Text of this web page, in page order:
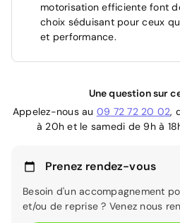
motorisation efficiente font
choix séduisant pour ceux
et performance.
Une question sur
Appelez-nous au 09 72 72 20 02,
à 20h et le samedi de 9h à
Prenez rendez-vous
Besoin d'un accompagnement
et/ou de reprise ? Venez nous